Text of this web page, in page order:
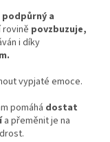
podpůrný a
rovině povzbuzuje,
i díky
vypjaté emoce.
pomáhá dostat
a přeměnit je na